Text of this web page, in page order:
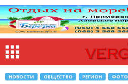
НОВОСТИ ОБЩЕСТВО РЕГИОН ФОТО